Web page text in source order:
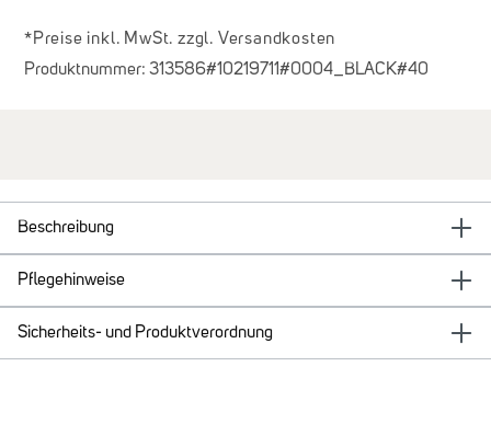
*Preise inkl. MwSt. zzgl. Versandkosten
Produktnummer: 313586#10219711#0004_BLACK#40
Beschreibung
Pflegehinweise
Sicherheits- und Produktverordnung